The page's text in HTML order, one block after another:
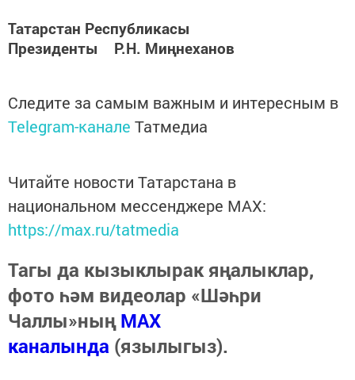
Татарстан Республикасы
Президенты Р.Н. Миңнеханов
Следите за самым важным и интересным в
Telegram-канале Татмедиа
Читайте новости Татарстана в
национальном мессенджере MАХ:
https://max.ru/tatmedia
Тагы да кызыклырак яңалыклар,
фото һәм видеолар «Шәһри
Чаллы»ныңMAX
каналында (язылыгыз).